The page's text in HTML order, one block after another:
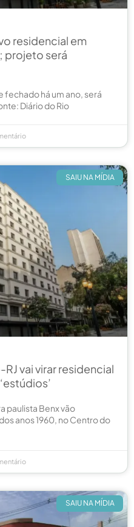
residencial em
projeto será
fechado há um ano, será
Diário do Rio
SAIU NA MÍDIA
vai virar residencial
paulista Benx vão
anos 1960, no Centro do
SAIU NA MÍDIA